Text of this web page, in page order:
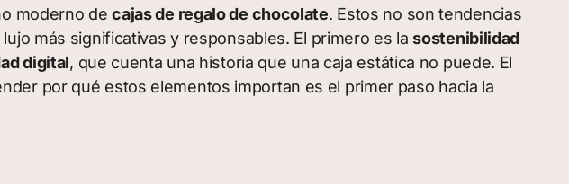
moderno decajas de regalo de chocolate. Estos no son tendencias
más significativas y responsables. El primero es lasostenibilidad
digital, que cuenta una historia que una caja estática no puede. El
por qué estos elementos importan es el primer paso hacia la